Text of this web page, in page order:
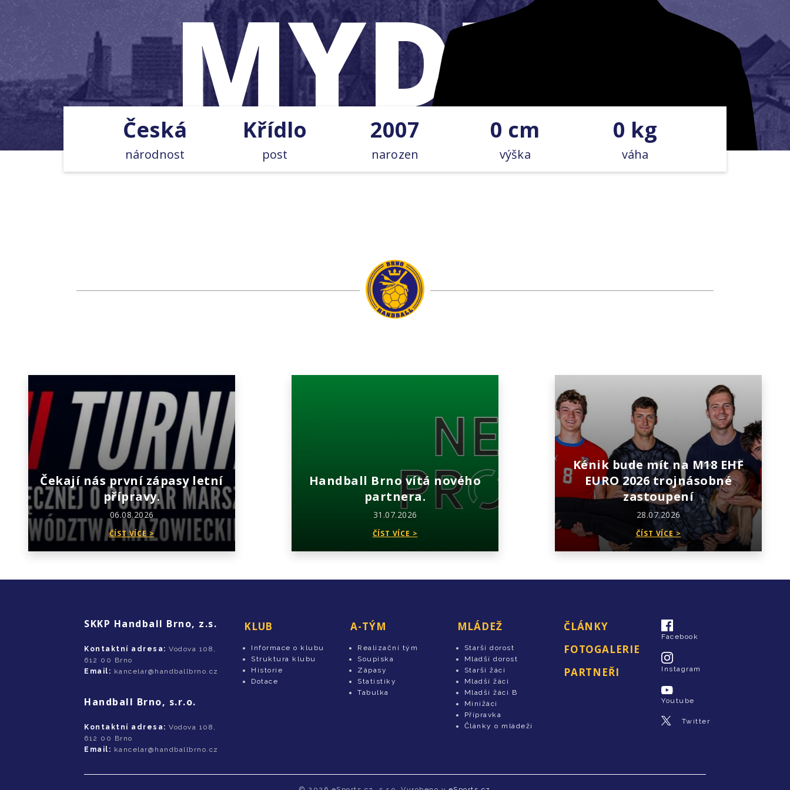
MYDLO
Česká
národnost
Křídlo
post
2007
narozen
0 cm
výška
0 kg
váha
Čekají nás první zápasy letní
přípravy.
06.08.2026
ČÍST VÍCE >
Handball Brno vítá nového
partnera.
31.07.2026
ČÍST VÍCE >
Kénik bude mít na M18 EHF
EURO 2026 trojnásobné
zastoupení
28.07.2026
ČÍST VÍCE >
SKKP Handball Brno, z.s.
Kontaktní adresa: Vodova 108,
612 00 Brno
Email: kancelar@handballbrno.cz
Handball Brno, s.r.o.
Kontaktní adresa: Vodova 108,
612 00 Brno
Email: kancelar@handballbrno.cz
KLUB
Informace o klubu
Struktura klubu
Historie
Dotace
A-TÝM
Realizační tým
Soupiska
Zápasy
Statistiky
Tabulka
MLÁDEŽ
Starší dorost
Mladší dorost
Starší žáci
Mladší žáci
Mladší žáci B
Minižáci
Přípravka
Články o mládeži
ČLÁNKY
FOTOGALERIE
PARTNEŘI
Facebook
Instagram
Youtube
Twitter